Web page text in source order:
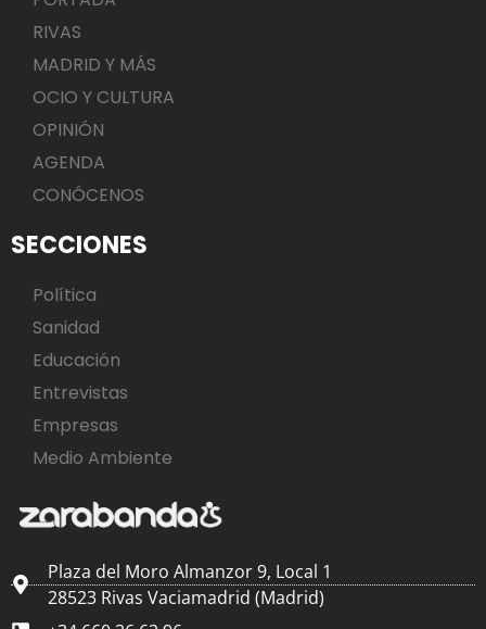
RIVAS
MADRID Y MÁS
OCIO Y CULTURA
OPINIÓN
AGENDA
CONÓCENOS
SECCIONES
Política
Sanidad
Educación
Entrevistas
Empresas
Medio Ambiente
Plaza del Moro Almanzor 9, Local 1
28523 Rivas Vaciamadrid (Madrid)